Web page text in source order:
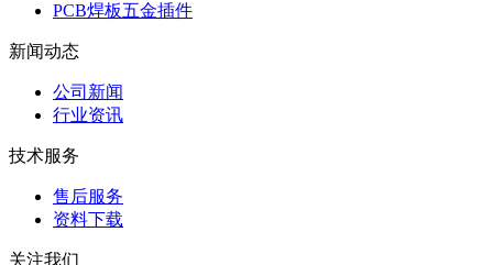
PCB焊板五金插件
新闻动态
公司新闻
行业资讯
技术服务
售后服务
资料下载
关注我们